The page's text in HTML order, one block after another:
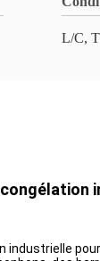
L/C,
industrielle